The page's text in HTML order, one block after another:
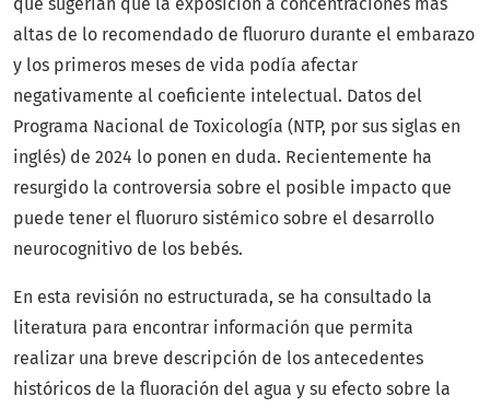
que sugerían que la exposición a concentraciones más
altas de lo recomendado de fluoruro durante el embarazo
y los primeros meses de vida podía afectar
negativamente al coeficiente intelectual. Datos del
Programa Nacional de Toxicología (NTP, por sus siglas en
inglés) de 2024 lo ponen en duda. Recientemente ha
resurgido la controversia sobre el posible impacto que
puede tener el fluoruro sistémico sobre el desarrollo
neurocognitivo de los bebés.
En esta revisión no estructurada, se ha consultado la
literatura para encontrar información que permita
realizar una breve descripción de los antecedentes
históricos de la fluoración del agua y su efecto sobre la